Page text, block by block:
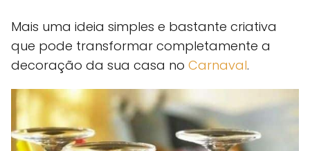
Mais uma ideia simples e bastante criativa
que pode transformar completamente a
decoração da sua casa no Carnaval.